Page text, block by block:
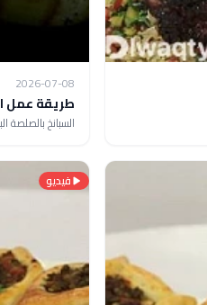
2026-07-08
طريقة عمل
السبانخ بالصلصة
فيديو